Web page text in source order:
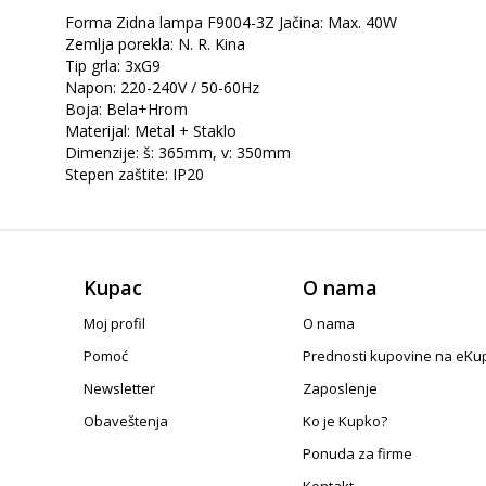
Forma Zidna lampa F9004-3Z Jačina: Max. 40W
Zemlja porekla: N. R. Kina
Tip grla: 3xG9
Napon: 220-240V / 50-60Hz
Boja: Bela+Hrom
Materijal: Metal + Staklo
Dimenzije: š: 365mm, v: 350mm
Stepen zaštite: IP20
Kupac
Moj profil
Pomoć
Newsletter
Obaveštenja
O nama
O nama
Prednosti kupovine na
Zaposlenje
Ko je Kupko?
Ponuda za firme